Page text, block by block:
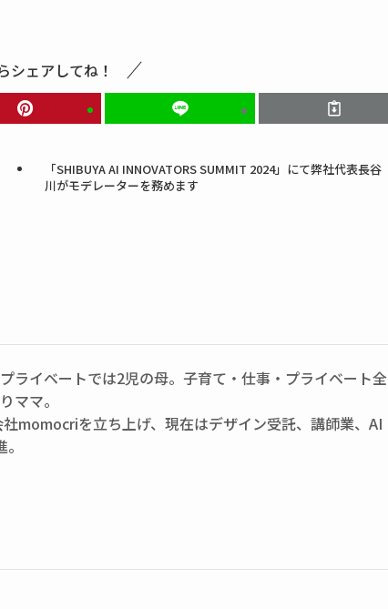
シェアしてね！
「SHIBUYA AI INNOVATORS SUMMIT 2024」にて弊社代表長谷
川がモデレーターを務めます
ライベートでは2児の母。子育て・仕事・プライベート全
ママ。
momocriを立ち上げ、現在はデザイン受託、講師業、AI